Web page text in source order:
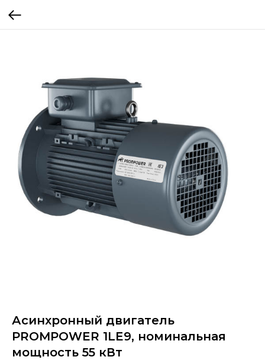
Асинхронный двигатель
PROMPOWER 1LE9, номинальная
мощность 55 кВт